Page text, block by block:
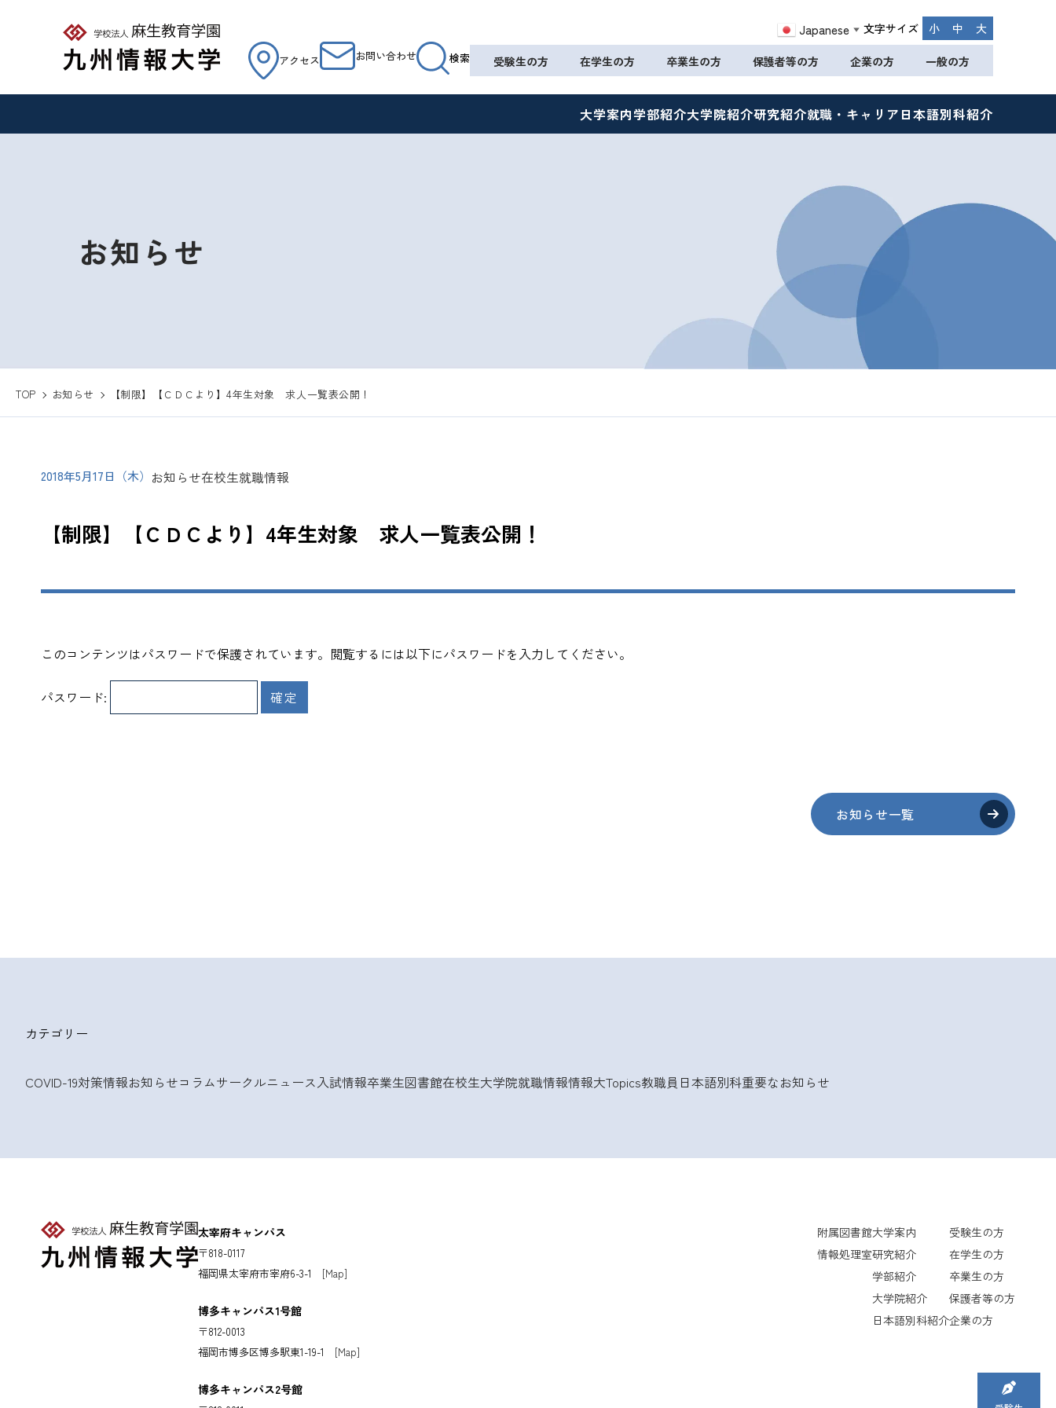
Japanese ▼ 文字サイズ 小 中 大
アクセス お問い合わせ 検索 受験生の方 在学生の方 卒業生の方 保護者等の方 企業の方 一般の方
大学案内学部紹介大学院紹介研究紹介就職・キャリア 日本語別科紹介
お知らせ
TOP お知らせ 【制限】【ＣＤＣより】4年生対象 求人一覧表公開！
2018年5月17日（木） お知らせ在校生就職情報
【制限】【ＣＤＣより】4年生対象 求人一覧表公開！
このコンテンツはパスワードで保護されています。閲覧するには以下にパスワードを入力してください。
パスワード:
お知らせ一覧
カテゴリー
COVID-19対策情報お知らせコラムサークルニュース入試情報卒業生図書館在校生大学院就職情報情報大Topics教職員 日本語別科重要なお知らせ
太宰府キャンパス
〒818-0117
福岡県太宰府市宰府6-3-1 [Map]
博多キャンパス1号館
〒812-0013
福岡市博多区博多駅東1-19-1 [Map]
博多キャンパス2号館
附属図書館
情報処理室
大学案内
研究紹介
学部紹介
大学院紹介
日本語別科紹介
受験生の方
在学生の方
卒業生の方
保護者等の方
企業の方